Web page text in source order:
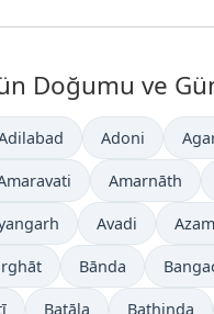
Doğumu ve
Adoni
Amarnāth
Avadi
Bānda
Batāla Bathinda